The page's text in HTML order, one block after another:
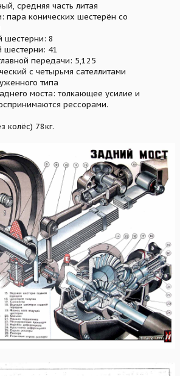
средняя часть литая
пара конических шестерён со
шестерни: 8
шестерни: 41
передачи: 5,125
с четырьмя сателлитами
типа
моста: толкающее усилие и
рессорами.
колёс) 78кг.